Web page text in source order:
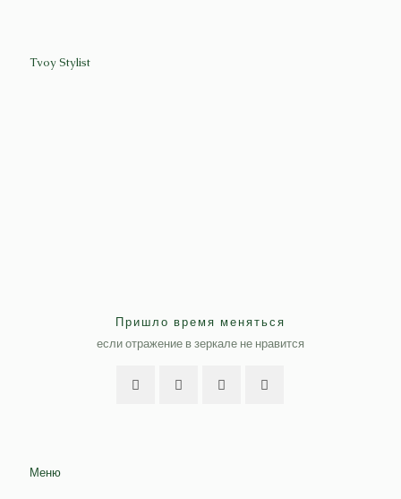
Tvoy Stylist
Пришло время меняться
если отражение в зеркале не нравится
Меню